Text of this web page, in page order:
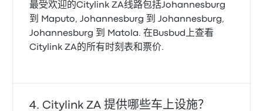
最受欢迎的Citylink ZA线路包括Johannesburg
到 Maputo, Johannesburg 到 Johannesburg,
Johannesburg 到 Matola. 在Busbud上查看
Citylink ZA的所有时刻表和票价.
Citylink ZA 提供哪些车上设施？